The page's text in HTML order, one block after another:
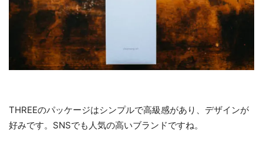
THREEのパッケージはシンプルで高級感があり、デザインが
好みです。SNSでも人気の高いブランドですね。